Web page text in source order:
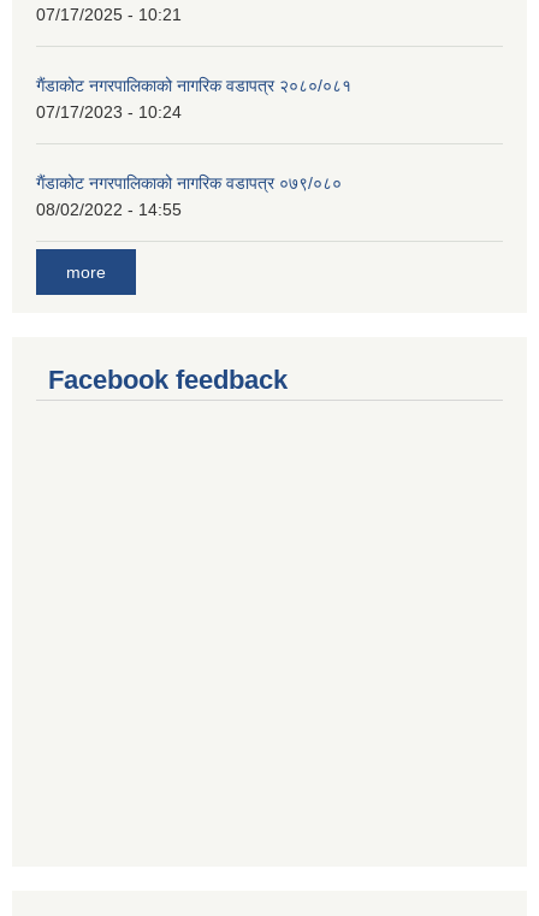
07/17/2025 - 10:21
गैंडाकोट नगरपालिकाको नागरिक वडापत्र २०८०/०८१
07/17/2023 - 10:24
गैंडाकोट नगरपालिकाको नागरिक वडापत्र ०७९/०८०
08/02/2022 - 14:55
more
Facebook feedback